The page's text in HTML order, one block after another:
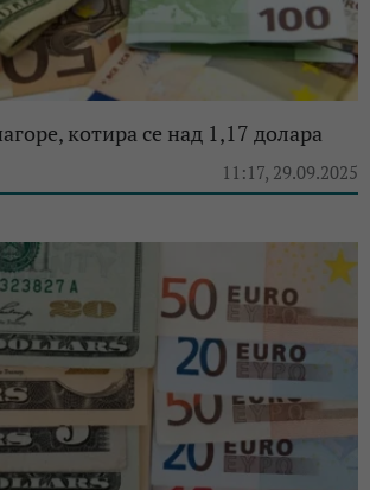
котира се над 1,17 долара
11:17, 29.09.2025